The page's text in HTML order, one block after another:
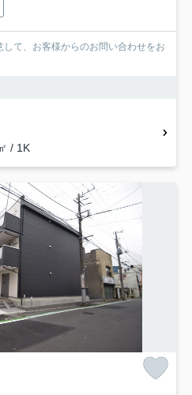
て、お客様からのお問い合わせをお
/ 1K